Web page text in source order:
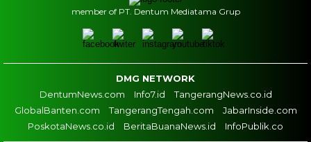
member of PT. Dentum Mediatama Grup
DMG NETWORK
DentumNews.com
Info7.id
TangerangNews.co.id
GlobalBanten.com
TangerangTengah.com
JabarInside.com
PoskotaNews.co.id
BeritaBuanaNews.id InfoPublik.co